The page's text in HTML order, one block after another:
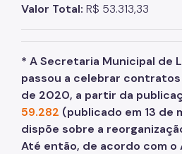
Valor Total: R$ 53.313,33
* A Secretaria Municipal de
passou a celebrar contratos
de 2020, a partir da
59.282 (publicado em 13 de
dispõe sobre a
Até então, de acordo com o